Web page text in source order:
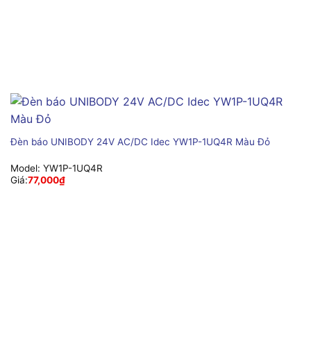
Đèn báo UNIBODY 24V AC/DC Idec YW1P-1UQ4R Màu Đỏ
Model: YW1P-1UQ4R
Giá:77,000₫